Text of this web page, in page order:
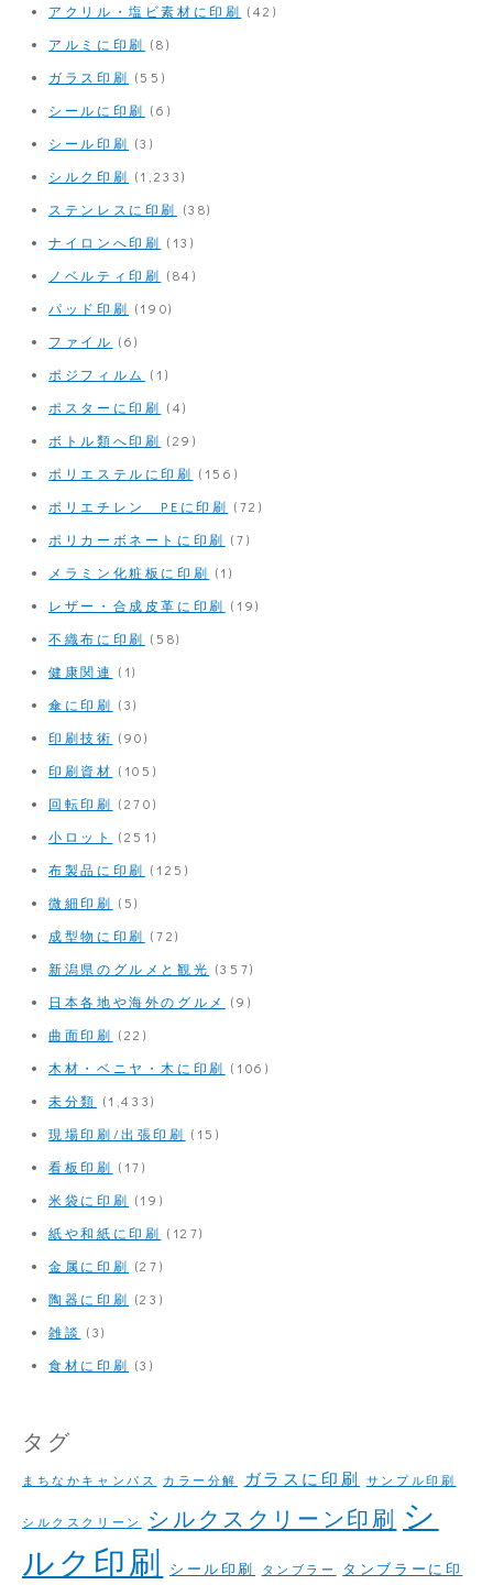
アクリル・塩ビ素材に印刷 (42)
アルミに印刷 (8)
ガラス印刷 (55)
シールに印刷 (6)
シール印刷 (3)
シルク印刷 (1,233)
ステンレスに印刷 (38)
ナイロンへ印刷 (13)
ノベルティ印刷 (84)
パッド印刷 (190)
ファイル (6)
ポジフィルム (1)
ポスターに印刷 (4)
ボトル類へ印刷 (29)
ポリエステルに印刷 (156)
ポリエチレン PEに印刷 (72)
ポリカーボネートに印刷 (7)
メラミン化粧板に印刷 (1)
レザー・合成皮革に印刷 (19)
不織布に印刷 (58)
健康関連 (1)
傘に印刷 (3)
印刷技術 (90)
印刷資材 (105)
回転印刷 (270)
小ロット
(251)
布製品に印刷 (125)
微細印刷 (5)
成型物に印刷 (72)
新潟県のグルメと観光 (357)
日本各地や海外のグルメ
(9)
曲面印刷 (22)
木材・ベニヤ・木に印刷 (106)
未分類 (1,433)
現場印刷/出張印刷 (15)
看板印刷 (17)
米袋に印刷 (19)
紙や和紙に印刷 (127)
金属に印刷 (27)
陶器に印刷 (23)
雑談 (3)
食材に印刷 (3)
タグ
まちなかキャンパス カラー分解 ガラスに印刷 サンプル印刷
シルクスクリーン シルクスクリーン印刷 シ
ルク印刷
シール印刷 タンブラー
タンブラーに印